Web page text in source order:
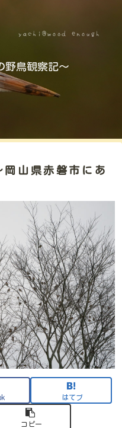
野鳥観察記～
山県赤磐市にあ
はてブ
コピー